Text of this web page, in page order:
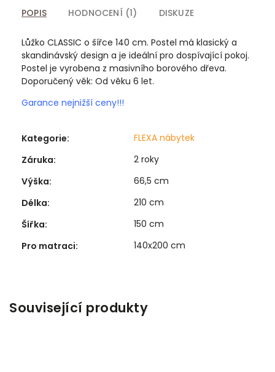
POPIS HODNOCENÍ (1) DISKUZE
Lůžko CLASSIC o šířce 140 cm. Postel má klasický a
skandinávský design a je ideální pro dospívající pokoj.
Postel je vyrobena z masivního borového dřeva.
Doporučený věk: Od věku 6 let.
Garance nejnižší ceny!!!
Kategorie:
FLEXA nábytek
Záruka:
2 roky
Výška:
66,5 cm
Délka:
210 cm
Šířka:
150 cm
Pro matraci: 140x200 cm
Související produkty